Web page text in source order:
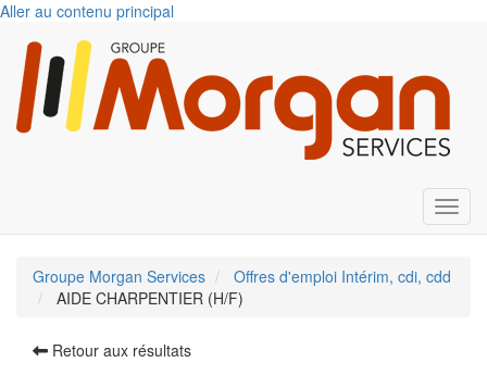
Aller au contenu principal
Groupe Morgan Services
Offres d'emploi Intérim, cdi, cdd
AIDE CHARPENTIER (H/F)
Retour aux résultats